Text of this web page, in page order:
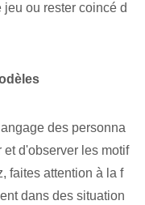
ou​ rester coincé d
des personna
d'observer les motif
faites attention à la f
dans des situation